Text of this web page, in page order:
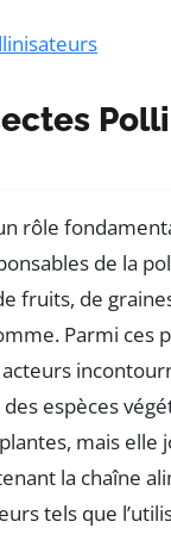
rôle
de la
fruits, de
Parmi ces
espèces
mais elle
la chaîne
tels que